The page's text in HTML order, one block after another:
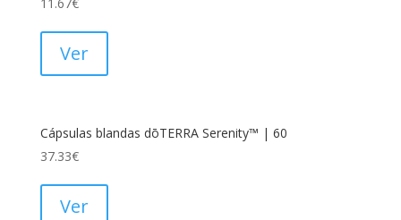
Ver
Cápsulas blandas dōTERRA Serenity™ | 60
37.33€
Ver